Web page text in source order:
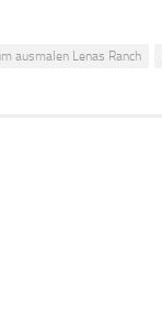
ausmalen Lenas Ranch